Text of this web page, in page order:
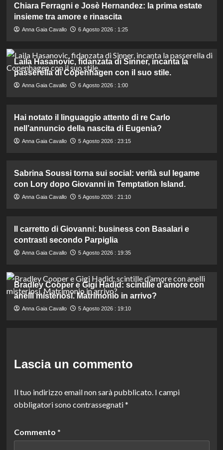
Chiara Ferragni e Josè Hernandez: la prima estate
insieme tra amore e rinascita
Anna Gaia Cavallo 6 Agosto 2026 : 1:25
Laila Hasanovic, fidanzata di Sinner, incanta la
passerella di Copenhagen con il suo stile.
Anna Gaia Cavallo 6 Agosto 2026 : 1:00
Hai notato il linguaggio attento di re Carlo
nell’annuncio della nascita di Eugenia?
Anna Gaia Cavallo 5 Agosto 2026 : 23:15
Sabrina Soussi torna sui social: verità sul legame
con Lory dopo Giovanni in Temptation Island.
Anna Gaia Cavallo 5 Agosto 2026 : 21:10
Il carretto di Giovanni: business con Basalari e
contrasti secondo Parpiglia
Anna Gaia Cavallo 5 Agosto 2026 : 19:35
Bradley Cooper e Gigi Hadid: scintille d’amore con
anelli misteriosi. Matrimonio in arrivo?
Anna Gaia Cavallo 5 Agosto 2026 : 19:10
Lascia un commento
Il tuo indirizzo email non sarà pubblicato. I campi
obbligatori sono contrassegnati*
Commento *